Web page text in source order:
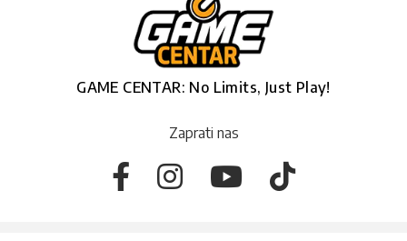
GAME CENTAR: No Limits, Just Play!
Zaprati nas